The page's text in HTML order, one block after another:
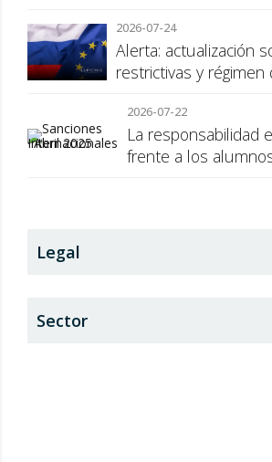
2026-07-24
Alerta: actualización
restrictivas y régimen
2026-07-22
La responsabilidad
frente a los
Legal
Sector